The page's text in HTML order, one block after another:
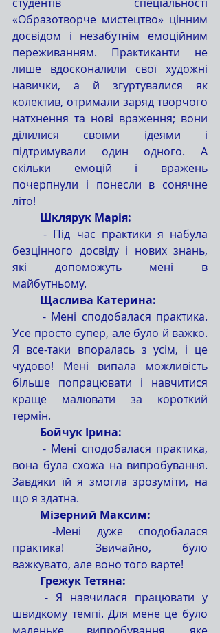
«Образотворче мистецтво» цінним
досвідом і незабутнім емоційним
переживанням. Практиканти не
лише вдосконалили свої художні
навички, а й згуртувалися як
колектив, отримали заряд творчого
натхнення та нові враження; вони
ділилися своїми ідеями і
підтримували один одного. А
скільки емоцій і вражень
почерпнули і понесли в сонячне
літо!
	Шклярук Марія:
	- Під час практики я набула
безцінного досвіду і нових знань,
які допоможуть мені в
майбутньому.
	Щаслива Катерина:
Усе просто супер, але було й важко.
Я все-таки впоралась з усім, і це
чудово! Мені випала можливість
більше попрацювати і навчитися
краще малювати за короткий
термін.
	Бойчук Ірина:
вона була схожа на випробування.
Завдяки їй я змогла зрозуміти, на
що я здатна.
	Мізерний Максим:
	-Мені дуже сподобалася
практика! Звичайно, було
важкувато, але воно того варте!
	Грежук Тетяна:
швидкому темпі. Для мене це було